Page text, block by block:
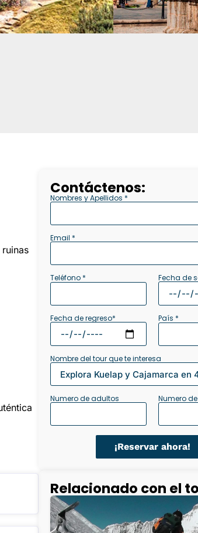
Contáctenos:
Nombres y Apellidos *
Email *
Teléfono * Fecha de
Fecha de regreso* País *
Nombre del tour que te interesa
Numero de adultos Numero
¡Reservar ahora!
Relacionado con el